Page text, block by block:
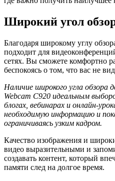
Широкий угол
Благодаря широкому углу
подходит для
сетях. Вы сможете комфортно
беспокоясь о том, что вас не
Наличие широкого угла обзора
Webcam C920 идеальным
блогах, вебинарах и онлайн-
необходимую информацию и
ограничиваясь узким кадром.
Качество изображения и
видео выразительными и
создавать контент, который
памяти след на долгое время.